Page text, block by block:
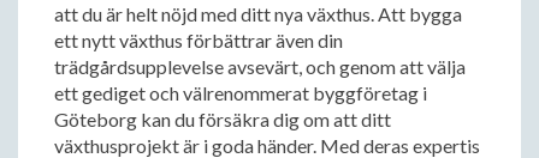
att du är helt nöjd med ditt nya växthus. Att bygga
ett nytt växthus förbättrar även din
trädgårdsupplevelse avsevärt, och genom att välja
ett gediget och välrenommerat byggföretag i
Göteborg kan du försäkra dig om att ditt
växthusprojekt är i goda händer. Med deras expertis